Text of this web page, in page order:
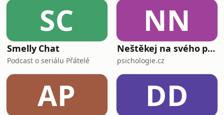
SC
Smelly Chat
Podcast o seriálu Přátelé
NN
Neštěkej na svého psa
psichologie.cz
AP DD